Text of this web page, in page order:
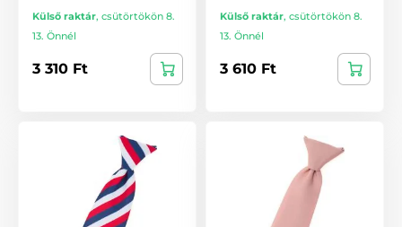
Külső raktár, csütörtökön 8.
13. Önnél
3 310 Ft
Külső raktár, csütörtökön 8.
13. Önnél
3 610 Ft